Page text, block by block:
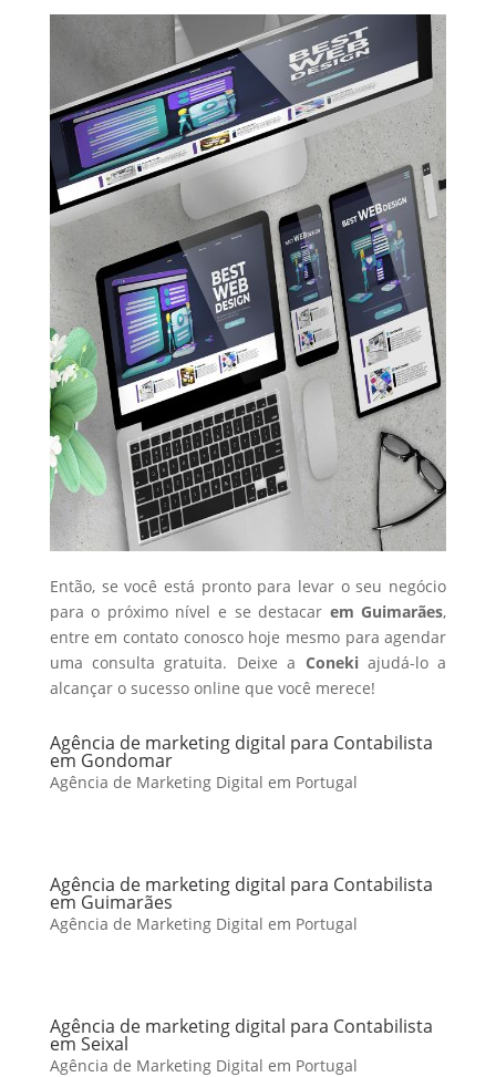
Então, se você está pronto para levar o seu negócio
para o próximo nível e se destacar em Guimarães,
entre em contato conosco hoje mesmo para agendar
uma consulta gratuita. Deixe a Conekiajudá-lo a
alcançar o sucesso online que você merece!
Agência de marketing digital para Contabilista
em Gondomar
Agência de Marketing Digital em Portugal
Agência de marketing digital para Contabilista
em Guimarães
Agência de Marketing Digital em Portugal
Agência de marketing digital para Contabilista
em Seixal
Agência de Marketing Digital em Portugal